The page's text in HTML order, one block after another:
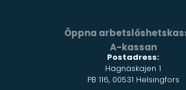
Öppna
A-kassan
Postadress:
Hagnäskajen 1
PB 116, 00531 Helsingfors